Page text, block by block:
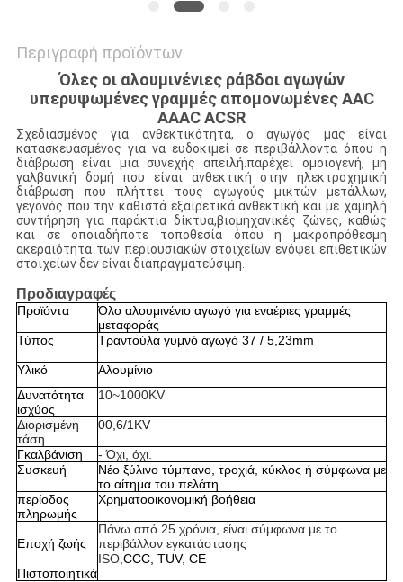
Περιγραφή προϊόντων
Όλες οι αλουμινένιες ράβδοι αγωγών
υπερυψωμένες γραμμές απομονωμένες AAC
AAAC ACSR
Σχεδιασμένος για ανθεκτικότητα, ο αγωγός μας είναι
κατασκευασμένος για να ευδοκιμεί σε περιβάλλοντα όπου η
διάβρωση είναι μια συνεχής απειλή.παρέχει ομοιογενή, μη
γαλβανική δομή που είναι ανθεκτική στην ηλεκτροχημική
διάβρωση που πλήττει τους αγωγούς μικτών μετάλλων,
γεγονός που την καθιστά εξαιρετικά ανθεκτική και με χαμηλή
συντήρηση για παράκτια δίκτυα,βιομηχανικές ζώνες, καθώς
και σε οποιαδήποτε τοποθεσία όπου η μακροπρόθεσμη
ακεραιότητα των περιουσιακών στοιχείων ενόψει επιθετικών
στοιχείων δεν είναι διαπραγματεύσιμη.
Προδιαγραφές
Προϊόντα
Όλο αλουμινένιο αγωγό για εναέριες γραμμές
μεταφοράς
Τύπος
Τραντούλα γυμνό αγωγό 37 / 5,23mm
Υλικό
Αλουμίνιο
Δυνατότητα
ισχύος
10~1000KV
Διορισμένη
τάση
00,6/1KV
Γκαλβάνιση
- Όχι, όχι.
Συσκευή
Νέο ξύλινο τύμπανο, τροχιά, κύκλος ή σύμφωνα με
το αίτημα του πελάτη
περίοδος
πληρωμής
Χρηματοοικονομική βοήθεια
Εποχή ζωής
Πάνω από 25 χρόνια, είναι σύμφωνα με το
περιβάλλον εγκατάστασης
Πιστοποιητικά
ISO,CCC, TUV, CE